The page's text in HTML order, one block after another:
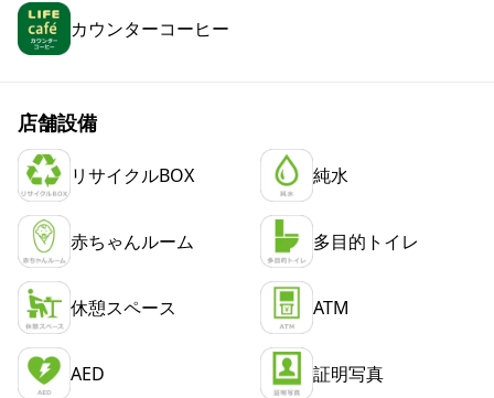
カウンターコーヒー
店舗設備
リサイクルBOX 純水
赤ちゃんルーム 多目的トイレ
休憩スペース ATM
AED 証明写真